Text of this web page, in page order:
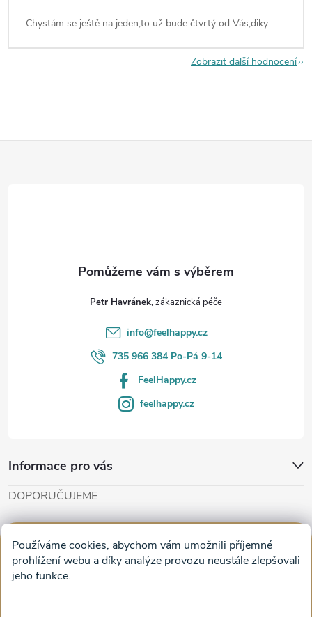
Používáme cookies, abychom vám umožnili příjemné
prohlížení webu a díky analýze provozu neustále zlepšovali
jeho funkce.
Chystám se ještě na jeden,to už bude čtvrtý od Vás,diky...
Zobrazit další hodnocení
Petr Havránek
info@feelhappy.cz
735 966 384 Po-Pá 9-14
FeelHappy.cz
feelhappy.cz
Informace pro vás
DOPORUČUJEME
Obrazy na plátně na zeď a stěnu do obýváku
Facebook